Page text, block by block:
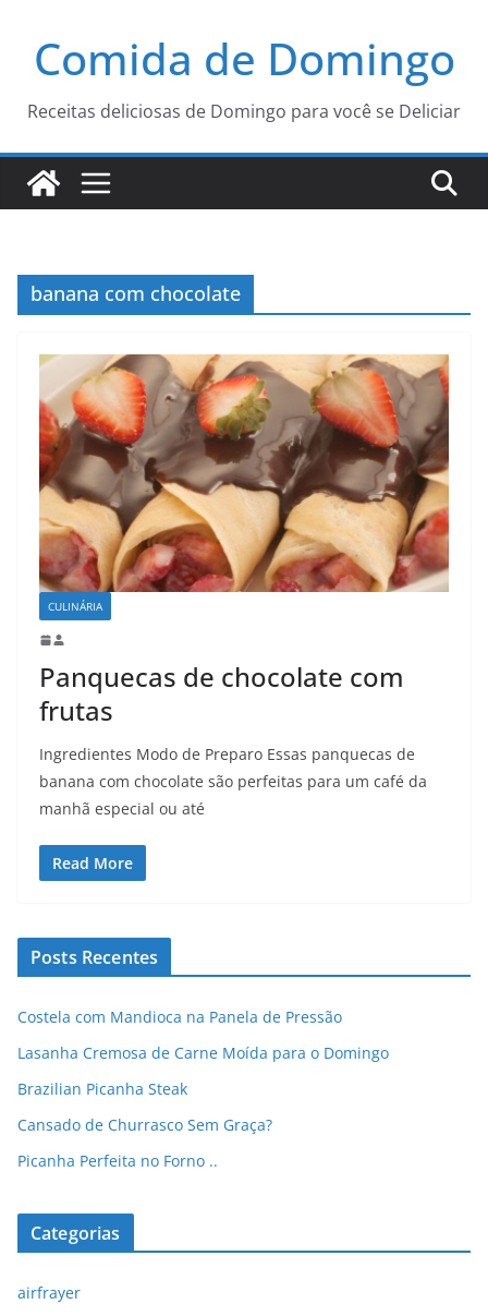
conteúdo
Comida de Domingo
Receitas deliciosas de Domingo para você se Deliciar
banana com chocolate
CULINÁRIA
Panquecas de chocolate com
frutas
Ingredientes Modo de Preparo Essas panquecas de
banana com chocolate são perfeitas para um café da
manhã especial ou até
Read More
Posts Recentes
Costela com Mandioca na Panela de Pressão
Lasanha Cremosa de Carne Moída para o Domingo
Brazilian Picanha Steak
Cansado de Churrasco Sem Graça?
Picanha Perfeita no Forno ..
Categorias
airfrayer